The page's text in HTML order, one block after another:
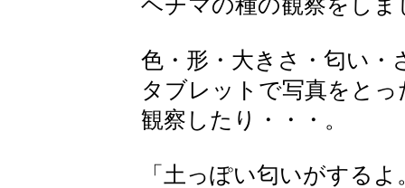
色・形・大きさ・匂い・
タブレットで写真をと
観察したり・・・。
「土っぽい匂いがする